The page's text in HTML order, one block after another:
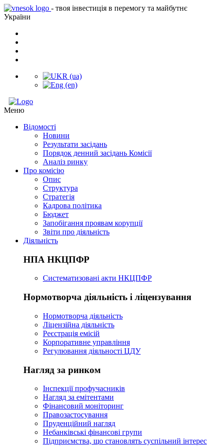
- твоя інвестиція в перемогу та майбутнє
України
Меню
Відомості
Новини
Результати засідань
Порядок денний засідань Комісії
Аналіз ринку
Про комісію
Опис
Структура
Стратегія
Кадрова політика
Бюджет
Запобігання проявам корупції
Звіти про діяльність
Діяльність
НПА НКЦПФР
Систематизовані акти НКЦПФР
Нормотворча діяльність і ліцензування
Нормотворча діяльність
Ліцензійна діяльність
Реєстрація емісій
Корпоративне управління
Регулювання діяльності ЦДУ
Нагляд за ринком
Інспекції профучасників
Нагляд за емітентами
Фінансовий моніторинг
Правозастосування
Пруденційний нагляд
Небанківські фінансові групи
Підприємства, що становлять суспільний інтерес